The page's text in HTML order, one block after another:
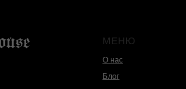
МЕНЮ
О нас
Блог